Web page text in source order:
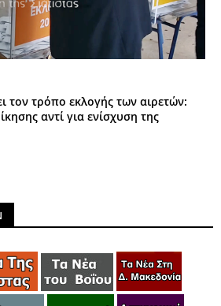
τον τρόπο εκλογής των αιρετών:
αντί για ενίσχυση της